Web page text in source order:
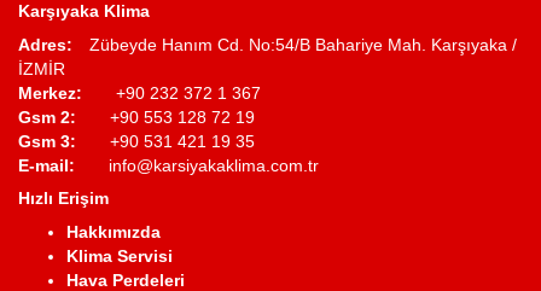
Karşıyaka Klima
Adres: Zübeyde Hanım Cd. No:54/B Bahariye Mah. Karşıyaka /
İZMİR
Merkez: +90 232 372 1 367
Gsm 2: +90 553 128 72 19
Gsm 3: +90 531 421 19 35
E-mail: info@karsiyakaklima.com.tr
Hızlı Erişim
Hakkımızda
Klima Servisi
Hava Perdeleri